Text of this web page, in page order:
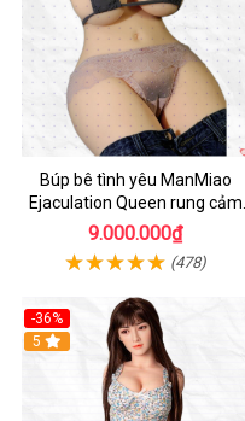
Búp bê tình yêu ManMiao
Ejaculation Queen rung cảm
biến sưởi ấm phun nước thông
9.000.000₫
(478)
-36%
Hot
5